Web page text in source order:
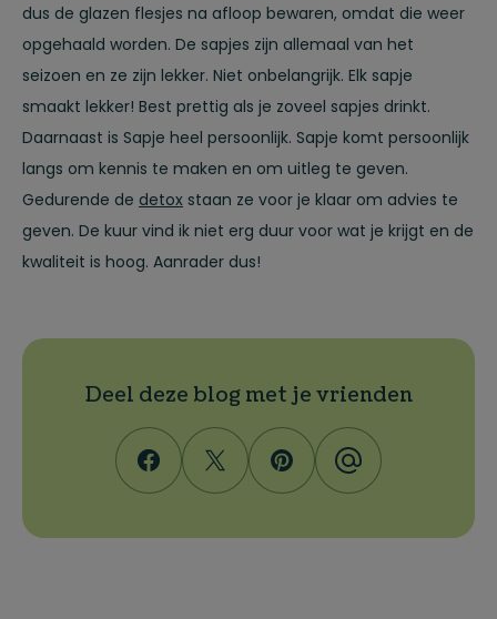
dus de glazen flesjes na afloop bewaren, omdat die weer
opgehaald worden. De sapjes zijn allemaal van het
seizoen en ze zijn lekker. Niet onbelangrijk. Elk sapje
smaakt lekker! Best prettig als je zoveel sapjes drinkt.
Daarnaast is Sapje heel persoonlijk. Sapje komt persoonlijk
langs om kennis te maken en om uitleg te geven.
Gedurende de detox staan ze voor je klaar om advies te
geven. De kuur vind ik niet erg duur voor wat je krijgt en de
kwaliteit is hoog. Aanrader dus!
Deel deze blog met je vrienden